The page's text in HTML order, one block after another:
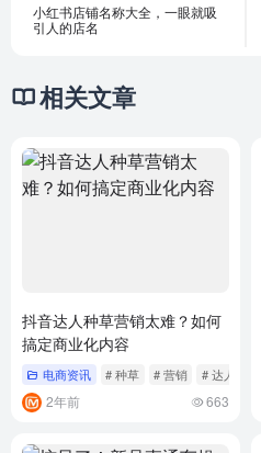
小红书店铺名称大全，一眼就吸
引人的店名
相关文章
抖音达人种草营销太难？如何
搞定商业化内容
电商资讯 # 种草 # 营销 # 达人
2年前 663